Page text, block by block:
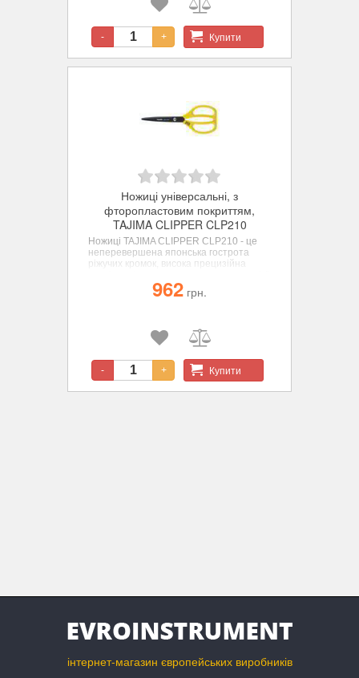
- + Купити
Ножиці універсальні, з
фторопластовим покриттям,
TAJIMA CLIPPER CLP210
Ножиці TAJIMA CLIPPER CLP210 - це
неперевершена японська гострота
ріжучих кромок, висока прецизійна
поверхні та надзвичайно довгий термін
962 грн.
- + Купити
інтернет-магазин європейських виробників